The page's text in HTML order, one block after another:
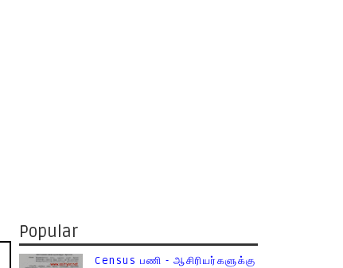
Popular
Census பணி - ஆசிரியர்களுக்கு